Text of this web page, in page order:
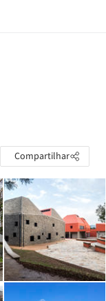
Compartilhar